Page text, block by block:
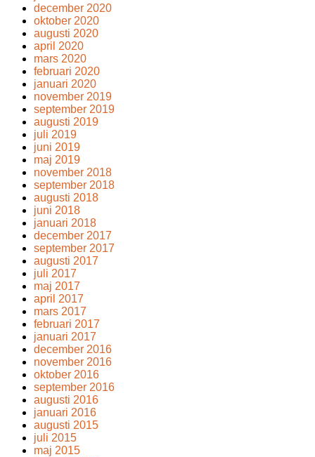
december 2020
oktober 2020
augusti 2020
april 2020
mars 2020
februari 2020
januari 2020
november 2019
september 2019
augusti 2019
juli 2019
juni 2019
maj 2019
november 2018
september 2018
augusti 2018
juni 2018
januari 2018
december 2017
september 2017
augusti 2017
juli 2017
maj 2017
april 2017
mars 2017
februari 2017
januari 2017
december 2016
november 2016
oktober 2016
september 2016
augusti 2016
januari 2016
augusti 2015
juli 2015
maj 2015